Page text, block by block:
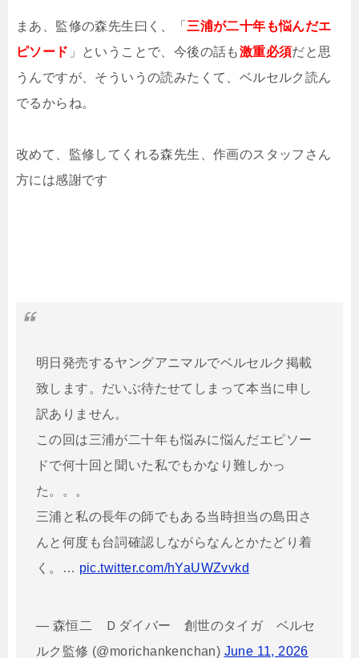
まあ、監修の森先生曰く、「 三浦が二十年も悩んだエ
ピソード 」ということで、今後の話も激重必須だと思
うんですが、そういうの読みたくて、ベルセルク読ん
でるからね。
改めて、監修してくれる森先生、作画のスタッフさん
方には感謝です
明日発売するヤングアニマルでベルセルク掲載
致します。だいぶ待たせてしまって本当に申し
訳ありません。
この回は三浦が二十年も悩みに悩んだエピソー
ドで何十回と聞いた私でもかなり難しかっ
た。。。
三浦と私の長年の師でもある当時担当の島田さ
んと何度も台詞確認しながらなんとかたどり着
く。… pic.twitter.com/hYaUWZvvkd
— 森恒二 Ｄダイバー 創世のタイガ ベルセ
ルク監修 (@morichankenchan) June 11, 2026